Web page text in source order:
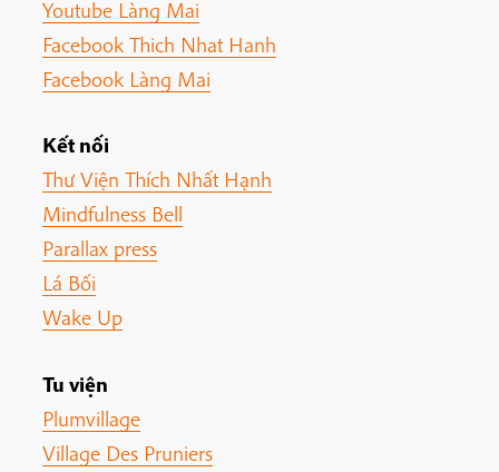
Youtube Làng Mai
Facebook Thich Nhat Hanh
Facebook Làng Mai
Kết nối
Thư Viện Thích Nhất Hạnh
Mindfulness Bell
Parallax press
Lá Bối
Wake Up
Tu viện
Plumvillage
Village Des Pruniers